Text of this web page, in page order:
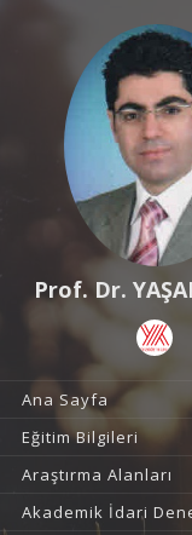
Prof. Dr.
Ana Sayfa
Eğitim Bilgileri
Araştırma Alanları
Akademik İdari